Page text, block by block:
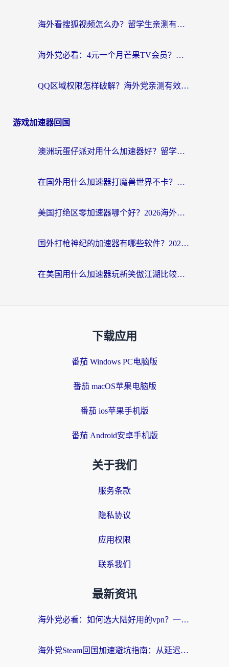
海外看搜狐视频怎么办？留学生亲测有效的回国加速器选择指南
海外党必看：4元一个月芒果TV会员？选对回国加速器就能实现！
QQ区域权限怎样破解？海外党亲测有效的回国加速方案（附看剧看电影神器推荐）
游戏加速器回国
澳洲玩蛋仔派对用什么加速器好？留学生亲测有效的国服游戏加速指南
在国外用什么加速器打魔兽世界不卡？海外党国服游戏流畅指南
美国打绝区零加速器哪个好？2026海外玩家实测指南（附英国部落冲突梦幻西游加速技巧）
国外打枪神纪的加速器有哪些软件？2026海外玩家亲测实用指南
在美国用什么加速器玩新笑傲江湖比较好一点？海外玩家亲测的靠谱方案
下载应用
番茄 Windows PC电脑版
番茄 macOS苹果电脑版
番茄 ios苹果手机版
番茄 Android安卓手机版
关于我们
服务条款
隐私协议
应用权限
联系我们
最新资讯
海外党必看：如何选大陆好用的vpn？一篇解决你的回国访问难题
海外党Steam回国加速避坑指南：从延迟卡顿到无缝畅玩，我踩过的坑和最优解